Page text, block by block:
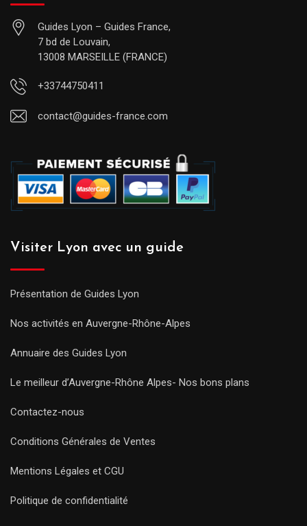
Guides Lyon – Guides France,
7 bd de Louvain,
13008 MARSEILLE (FRANCE)
+33744750411
contact@guides-france.com
Visiter Lyon avec un guide
Présentation de Guides Lyon
Nos activités en Auvergne-Rhône-Alpes
Annuaire des Guides Lyon
Le meilleur d’Auvergne-Rhône Alpes- Nos bons plans
Contactez-nous
Conditions Générales de Ventes
Mentions Légales et CGU
Politique de confidentialité